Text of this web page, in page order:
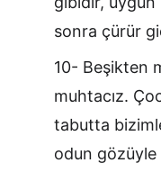
sonra çürür
10- Beşikten
muhtacız.
tabutta
odun gözüyle